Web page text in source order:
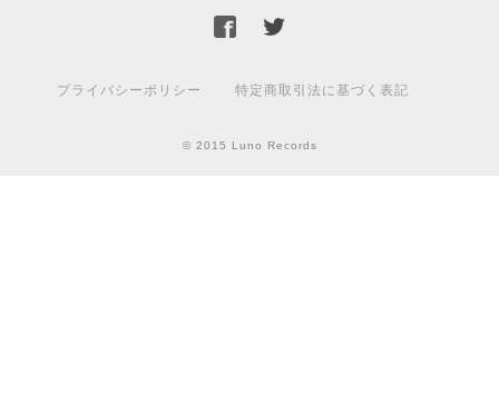
プライバシーポリシー 特定商取引法に基づく表記
© 2015 Luno Records